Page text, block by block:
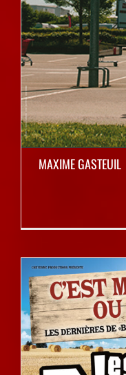
MAXIME GASTEUIL